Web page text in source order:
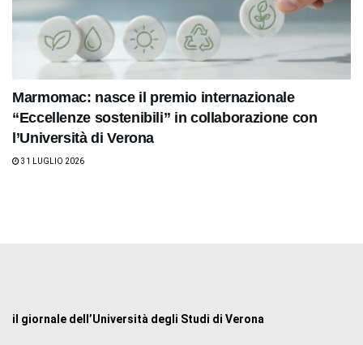
Marmomac: nasce il premio internazionale
“Eccellenze sostenibili” in collaborazione con
l’Università di Verona
31 LUGLIO 2026
il giornale dell’Università degli Studi di Verona